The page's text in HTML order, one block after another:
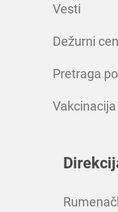
Vesti
Dežurni
Pretraga
Vakcinacija